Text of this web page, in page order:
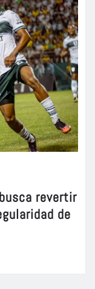
revertir
de